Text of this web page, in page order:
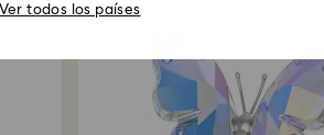
Ver todos los países